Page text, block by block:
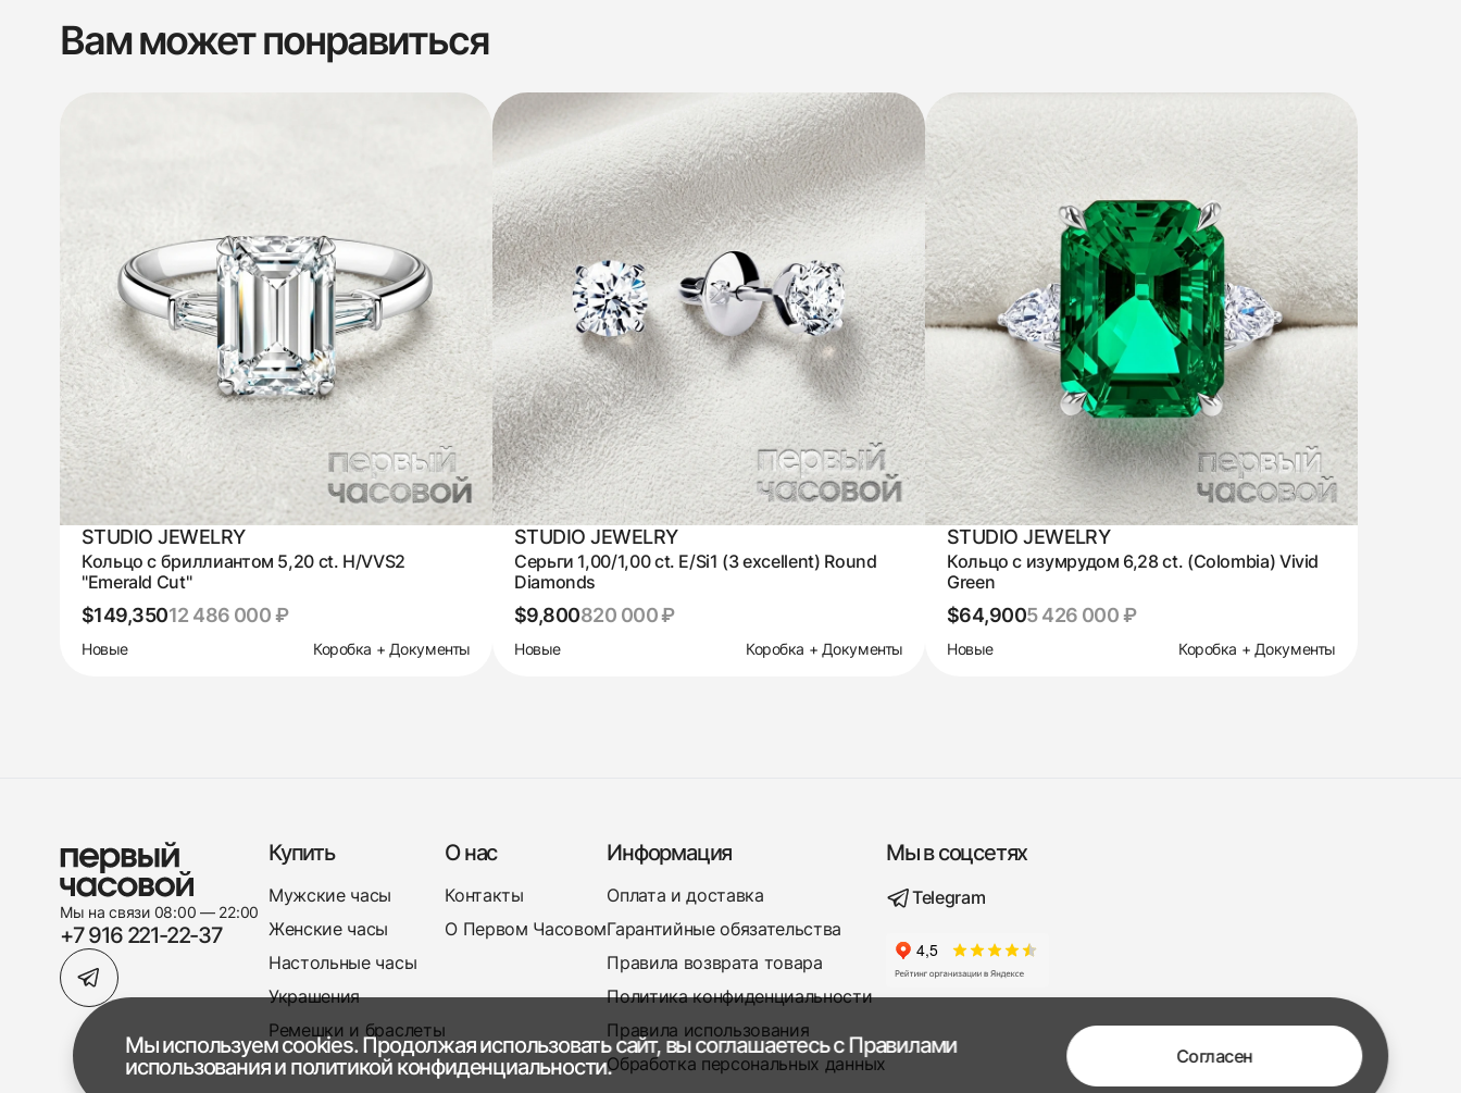
Вам может понравиться
STUDIO JEWELRY
Кольцо с бриллиантом 5,20 ct. H/VVS2
"Emerald Сut"
$149,35012 486 000 ₽
Новые Коробка + Документы
STUDIO JEWELRY
Серьги 1,00/1,00 ct. E/Si1 (3 excellent) Round
Diamonds
$9,800820 000 ₽
Новые Коробка + Документы
STUDIO JEWELRY
Кольцо с изумрудом 6,28 ct. (Colombia) Vivid
Green
$64,9005 426 000 ₽
Новые Коробка + Документы
Мы на связи 08:00 — 22:00
+7 916 221-22-37
Купить
Мужские часы
Женские часы
Настольные часы
Украшения
Ремешки и браслеты
О нас
Контакты
О Первом Часовом
Информация
Оплата и доставка
Гарантийные обязательства
Правила возврата товара
Политика конфиденциальности
Правила использования
Обработка персональных данных
Мы в соцсетях
Telegram
Мы используем cookies. Продолжая использовать сайт, вы соглашаетесь сПравилами
использованияи политикой конфиденциальности. Согласен